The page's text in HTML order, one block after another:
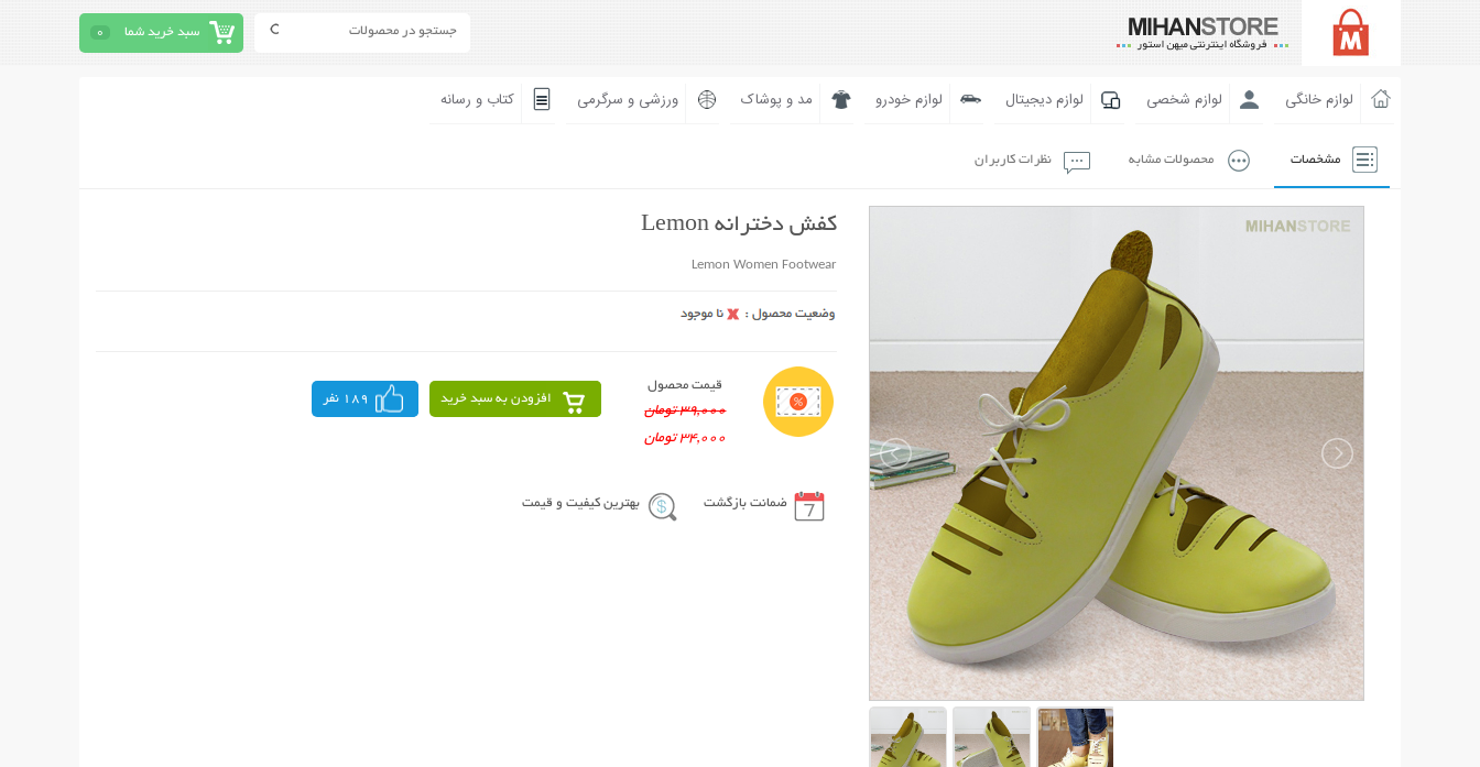
سبد خرید شما 0
لوازم خانگی لوازم شخصی لوازم دیجیتال لوازم خودرو مد و پوشاک ورزشی و سرگرمی کتاب و رسانه
مشخصات محصولات مشابه نظرات کاربران
کفش دخترانه Lemon
Lemon Women Footwear
قیمت محصول
39,000 تومان
34,000 تومان
افزودن به سبد خرید 189 نفر
ضمانت بازگشت بهترین کیفیت و قیمت